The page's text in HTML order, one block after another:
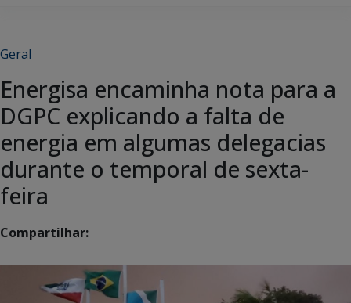
Geral
Energisa encaminha nota para a
DGPC explicando a falta de
energia em algumas delegacias
durante o temporal de sexta-
feira
Compartilhar: